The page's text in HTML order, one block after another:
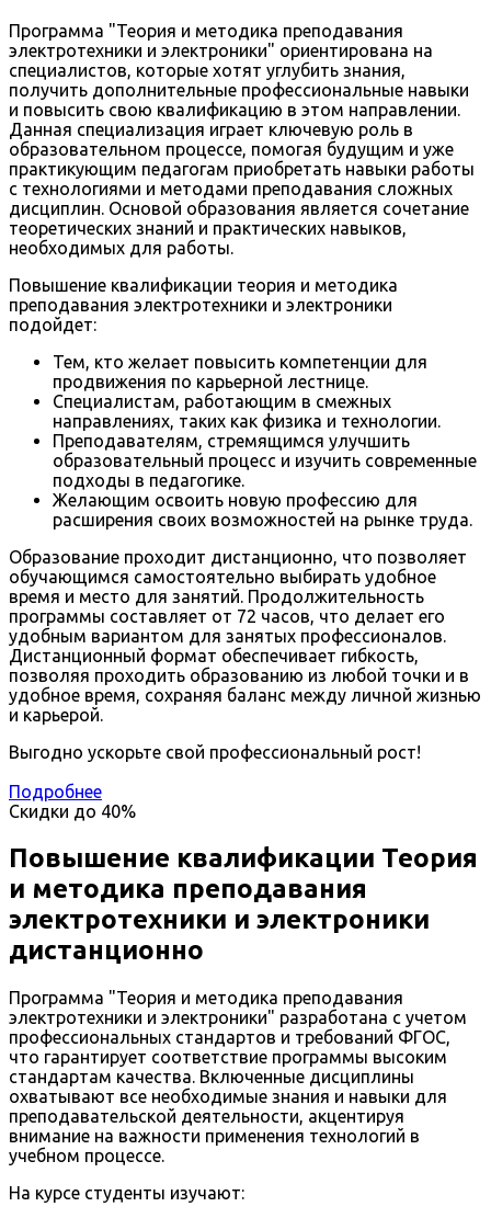
Программа "Теория и методика преподавания
электротехники и электроники" ориентирована на
специалистов, которые хотят углубить знания,
получить дополнительные профессиональные навыки
и повысить свою квалификацию в этом направлении.
Данная специализация играет ключевую роль в
образовательном процессе, помогая будущим и уже
практикующим педагогам приобретать навыки работы
с технологиями и методами преподавания сложных
дисциплин. Основой образования является сочетание
теоретических знаний и практических навыков,
необходимых для работы.
Повышение квалификации теория и методика
преподавания электротехники и электроники
подойдет:
Тем, кто желает повысить компетенции для
продвижения по карьерной лестнице.
Специалистам, работающим в смежных
направлениях, таких как физика и технологии.
Преподавателям, стремящимся улучшить
образовательный процесс и изучить современные
подходы в педагогике.
Желающим освоить новую профессию для
расширения своих возможностей на рынке труда.
Образование проходит дистанционно, что позволяет
обучающимся самостоятельно выбирать удобное
время и место для занятий. Продолжительность
программы составляет от 72 часов, что делает его
удобным вариантом для занятых профессионалов.
Дистанционный формат обеспечивает гибкость,
позволяя проходить образованию из любой точки и в
удобное время, сохраняя баланс между личной жизнью
и карьерой.
Выгодно ускорьте свой профессиональный рост!
Подробнее
Скидки до 40%
Повышение квалификации Теория
и методика преподавания
электротехники и электроники
дистанционно
Программа "Теория и методика преподавания
электротехники и электроники" разработана с учетом
профессиональных стандартов и требований ФГОС,
что гарантирует соответствие программы высоким
стандартам качества. Включенные дисциплины
охватывают все необходимые знания и навыки для
преподавательской деятельности, акцентируя
внимание на важности применения технологий в
учебном процессе.
На курсе студенты изучают: